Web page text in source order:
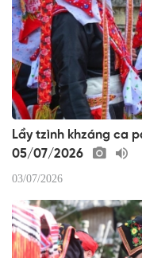
Lầy tzình khzáng ca
05/07/2026
03/07/2026